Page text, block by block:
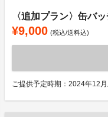
〈追加プラン〉缶バ
¥9,000 (税込/送料込)
ご提供予定時期：2024年12